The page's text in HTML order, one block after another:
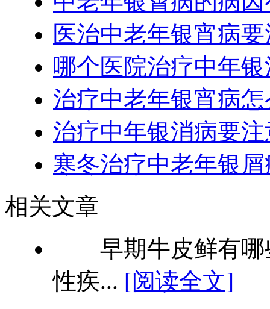
医治中老年银宵病
哪个医院治疗中年
治疗中老年银宵病
治疗中年银消病要
寒冬治疗中老年银
相关文章
早期牛皮鲜有哪
性疾... [阅读全文]